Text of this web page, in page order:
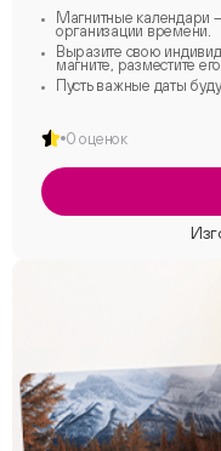
Магнитные календари
организации времени.
Выразите свою
магните, разместите
Пусть важные даты
0 оценок